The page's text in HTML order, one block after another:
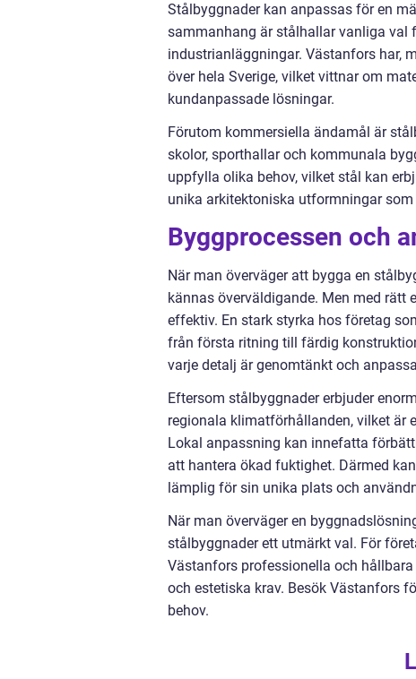
Stålbyggnader kan anpassas för en
sammanhang är stålhallar vanliga
industrianläggningar. Västanfors har,
över hela Sverige, vilket vittnar om
kundanpassade lösningar.
Förutom kommersiella ändamål är
skolor, sporthallar och kommunala
uppfylla olika behov, vilket stål kan
unika arkitektoniska utformningar
Byggprocessen och
När man överväger att bygga en
kännas överväldigande. Men med rätt
effektiv. En stark styrka hos företag
från första ritning till färdig
varje detalj är genomtänkt och
Eftersom stålbyggnader erbjuder
regionala klimatförhållanden, vilket är
Lokal anpassning kan innefatta
att hantera ökad fuktighet. Därmed
lämplig för sin unika plats och
När man överväger en
stålbyggnader ett utmärkt val. För
Västanfors professionella och
och estetiska krav. Besök Västanfors
behov.